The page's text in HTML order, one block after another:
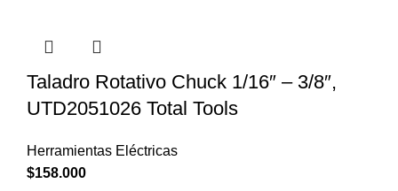
Taladro Rotativo Chuck 1/16″ – 3/8″,
UTD2051026 Total Tools
Herramientas Eléctricas
$158.000